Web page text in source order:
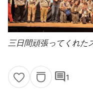
三日間頑張ってくれた
comment1